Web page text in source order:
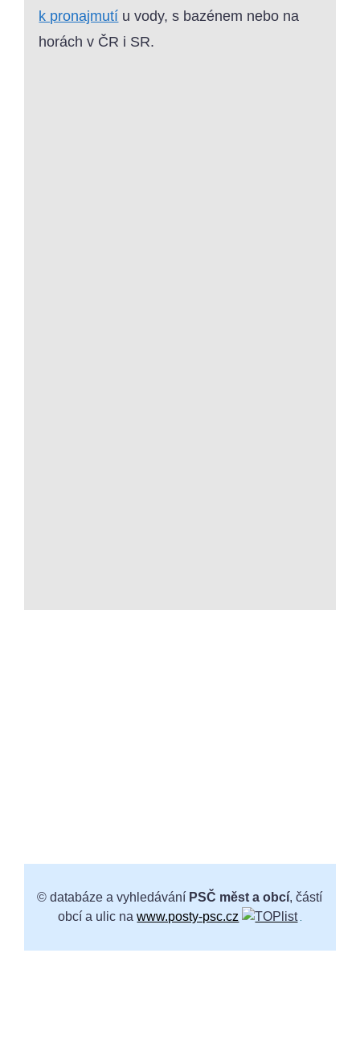
k pronajmutí u vody, s bazénem nebo na
horách v ČR i SR.
© databáze a vyhledávání PSČ měst a obcí, částí
obcí a ulic nawww.posty-psc.cz